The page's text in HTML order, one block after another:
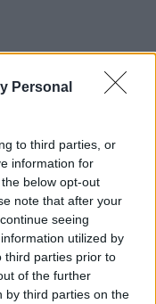
Personal
to third parties, or
information for
below opt-out
note that after your
seeing
utilized by
third parties prior to
of the further
by third parties on the